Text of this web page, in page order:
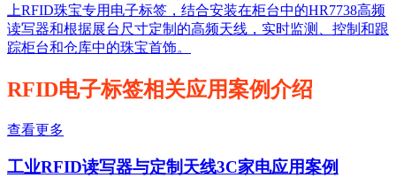
上RFID珠宝专用电子标签，结合安装在柜台中的HR7738高频
读写器和根据展台尺寸定制的高频天线，实时监测、控制和跟
踪柜台和仓库中的珠宝首饰。
RFID电子标签相关应用案例介绍
查看更多
工业RFID读写器与定制天线3C家电应用案例